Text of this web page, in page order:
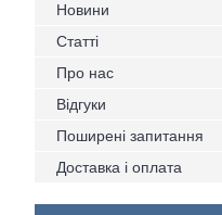
Новини
Статті
Про нас
Відгуки
Поширені запитання
Доставка і оплата